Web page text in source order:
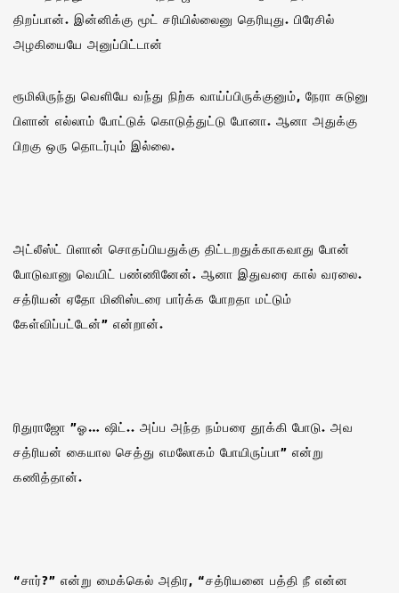
திறப்பான். இன்னிக்கு மூட் சரியில்லைனு தெரியுது. பிரேசில்
அழகியையே அனுப்பிட்டான்
ரூமிலிருந்து வெளியே வந்து நிற்க வாய்ப்பிருக்குனும், நேரா சுடுனு
பிளான் எல்லாம் போட்டுக் கொடுத்துட்டு போனா. ஆனா அதுக்கு
பிறகு ஒரு தொடர்பும் இல்லை.
அட்லீஸ்ட் பிளான் சொதப்பியதுக்கு திட்டறதுக்காகவாது போன்
போடுவானு வெயிட் பண்ணினேன். ஆனா இதுவரை கால் வரலை.
சத்ரியன் ஏதோ மினிஸ்டரை பார்க்க போறதா மட்டும்
கேள்விப்பட்டேன்” என்றான்.‌
ரிதுராஜோ ”ஓ… ஷிட்.. அப்ப அந்த நம்பரை தூக்கி போடு. அவ
சத்ரியன் கையால செத்து எமலோகம் போயிருப்பா” என்று
கணித்தான்.
“சார்?” என்று மைக்கெல் அதிர, “சத்ரியனை பத்தி நீ என்ன